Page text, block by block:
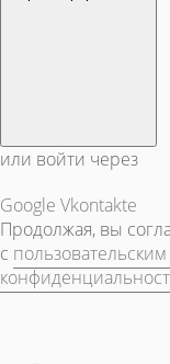
или войти через
Google Vkontakte
Продолжая, вы
с